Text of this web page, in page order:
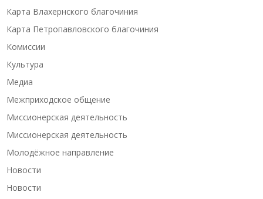
Карта Влахернского благочиния
Карта Петропавловского благочиния
Комиссии
Культура
Медиа
Межприходское общение
Миссионерская деятельность
Миссионерская деятельность
Молодёжное направление
Новости
Новости